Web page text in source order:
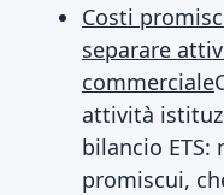
Costi
separare
commerciale
attività
bilancio
promiscui,